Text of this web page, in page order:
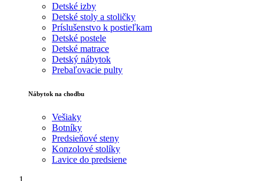
Detské izby
Detské stoly a stoličky
Príslušenstvo k postieľkam
Detské postele
Detské matrace
Detský nábytok
Prebaľovacie pulty
Nábytok na chodbu
Vešiaky
Botníky
Predsieňové steny
Konzolové stolíky
Lavice do predsiene